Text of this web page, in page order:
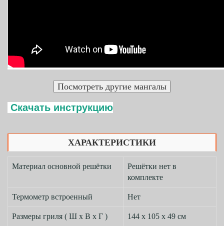
Скачать инструкцию
ХАРАКТЕРИСТИКИ
Материал основной решётки
Решётки нет в
комплекте
Термометр встроенный Нет
Размеры гриля ( Ш х В х Г ) 144 х 105 х 49 см